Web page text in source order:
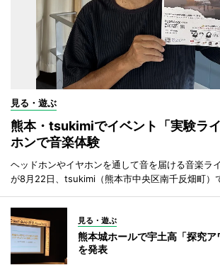
見る・遊ぶ
熊本・tsukimiでイベント「実験ラ
ホンで音楽体験
ヘッドホンやイヤホンを通して音を届ける音楽ラ
が8月22日、tsukimi（熊本市中央区南千反畑町）
見る・遊ぶ
熊本城ホールで宇土高「探究
を発表